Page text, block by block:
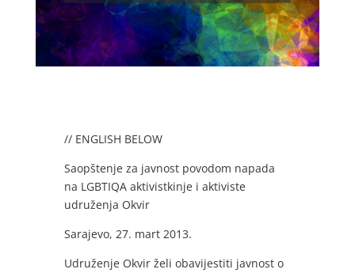
// ENGLISH BELOW
Saopštenje za javnost povodom napada
na LGBTIQA aktivistkinje i aktiviste
udruženja Okvir
Sarajevo, 27. mart 2013.
Udruženje Okvir želi obavijestiti javnost o